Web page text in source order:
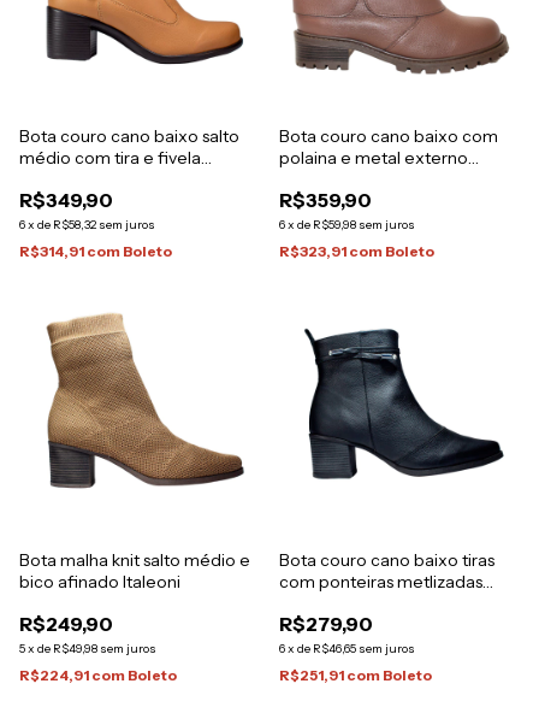
Bota couro cano baixo salto
médio com tira e fivela
R$349,90
6x de R$58,32 sem juros
R$314,91 com Boleto
Bota couro cano baixo com
polaina e metal externo
R$359,90
6x de R$59,98 sem juros
R$323,91 com Boleto
Bota malha knit salto médio e
bico afinado Italeoni
R$249,90
5x de R$49,98 sem juros
R$224,91 com Boleto
Bota couro cano baixo tiras
com ponteiras metlizadas
R$279,90
6x de R$46,65 sem juros
R$251,91 com Boleto